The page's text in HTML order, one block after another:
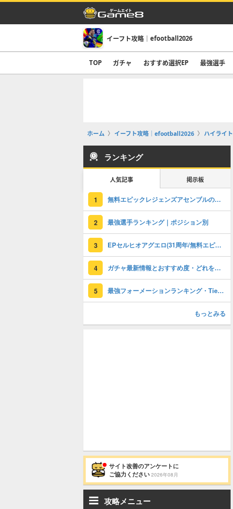
イーフト攻略｜efootball2026
TOP ガチャ おすすめ選択EP 最強選手
ホーム イーフト攻略｜efootball2026 ハイライト
ランキング
人気記事 掲示板
1 無料エピックレジェンズアセンブルのおすすめ選択(当たり)選手ランキングと引き方
2 最強選手ランキング｜ポジション別
3 EPセルヒオアグエロ(31周年/無料エピック)の評価とおすすめ育成・スキル追加
4 ガチャ最新情報とおすすめ度・どれを引くべき？
5 最強フォーメーションランキング・Tier表
もっとみる
サイト改善のアンケートに
ご協力ください 2026年08月
攻略メニュー